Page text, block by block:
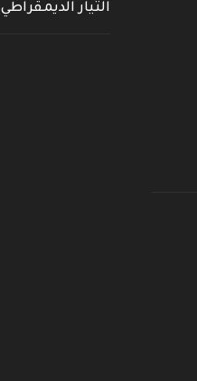
التيار الديمقراطي